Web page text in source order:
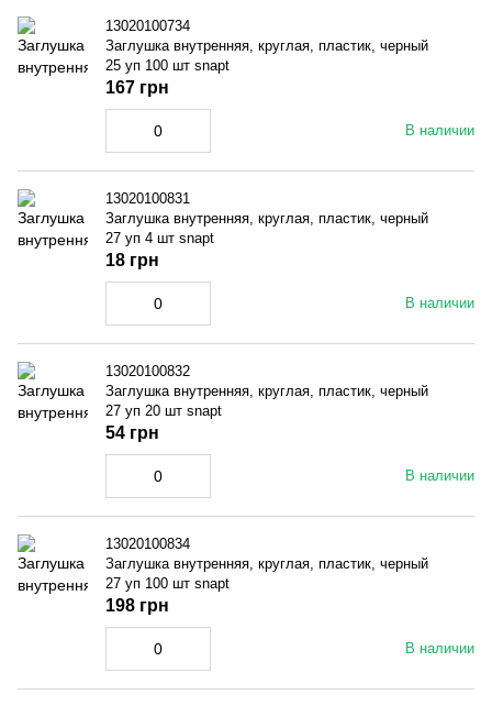
13020100734
Заглушка внутренняя, круглая, пластик, черный
25 уп 100 шт snapt
В наличии
167 грн
13020100831
Заглушка внутренняя, круглая, пластик, черный
27 уп 4 шт snapt
В наличии
18 грн
13020100832
Заглушка внутренняя, круглая, пластик, черный
27 уп 20 шт snapt
В наличии
54 грн
13020100834
Заглушка внутренняя, круглая, пластик, черный
27 уп 100 шт snapt
В наличии
198 грн